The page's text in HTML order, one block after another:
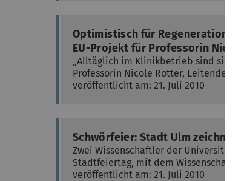
Optimistisch für Regeneration
EU-Projekt für Professorin Nicole
„Alltäglich im Klinikbetrieb sind sie
Professorin Nicole Rotter, Leitende
veröffentlicht am: 21. Juli 2010
Schwörfeier: Stadt Ulm zeichnet
Zwei Wissenschaftler der Universität
Stadtfeiertag, mit dem
veröffentlicht am: 21. Juli 2010